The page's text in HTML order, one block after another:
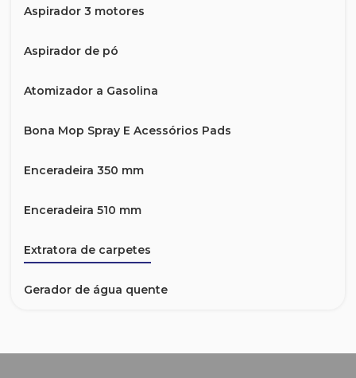
Aspirador 3 motores
Aspirador de pó
Atomizador a Gasolina
Bona Mop Spray E Acessórios Pads
Enceradeira 350 mm
Enceradeira 510 mm
Extratora de carpetes
Gerador de água quente